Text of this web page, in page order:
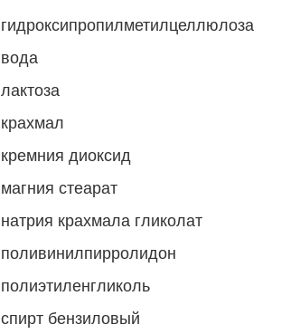
гидроксипропилметилцеллюлоза
вода
лактоза
крахмал
кремния диоксид
магния стеарат
натрия крахмала гликолат
поливинилпирролидон
полиэтиленгликоль
спирт бензиловый